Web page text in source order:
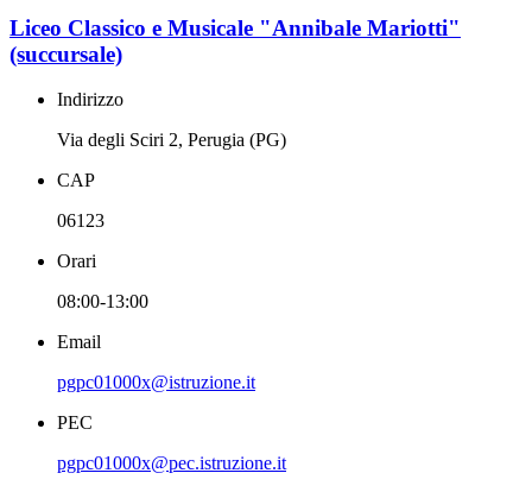
Liceo Classico e Musicale "Annibale Mariotti"
(succursale)
Indirizzo
Via degli Sciri 2, Perugia (PG)
CAP
06123
Orari
08:00-13:00
Email
pgpc01000x@istruzione.it
PEC
pgpc01000x@pec.istruzione.it